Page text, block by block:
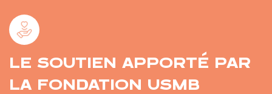
LE SOUTIEN APPORTÉ PAR
LA FONDATION USMB